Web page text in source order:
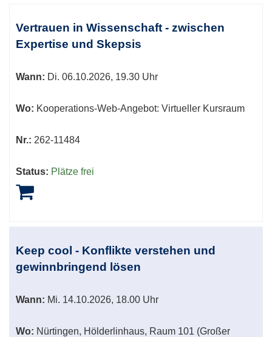
Tabellenüberschriften
sortiert
Vertrauen in Wissenschaft - zwischen
Expertise und Skepsis
Wann: Di. 06.10.2026, 19.30 Uhr
Wo: Kooperations-Web-Angebot: Virtueller Kursraum
Nr.: 262-11484
Status: Plätze frei
Keep cool - Konflikte verstehen und
gewinnbringend lösen
Wann: Mi. 14.10.2026, 18.00 Uhr
Wo: Nürtingen, Hölderlinhaus, Raum 101 (Großer